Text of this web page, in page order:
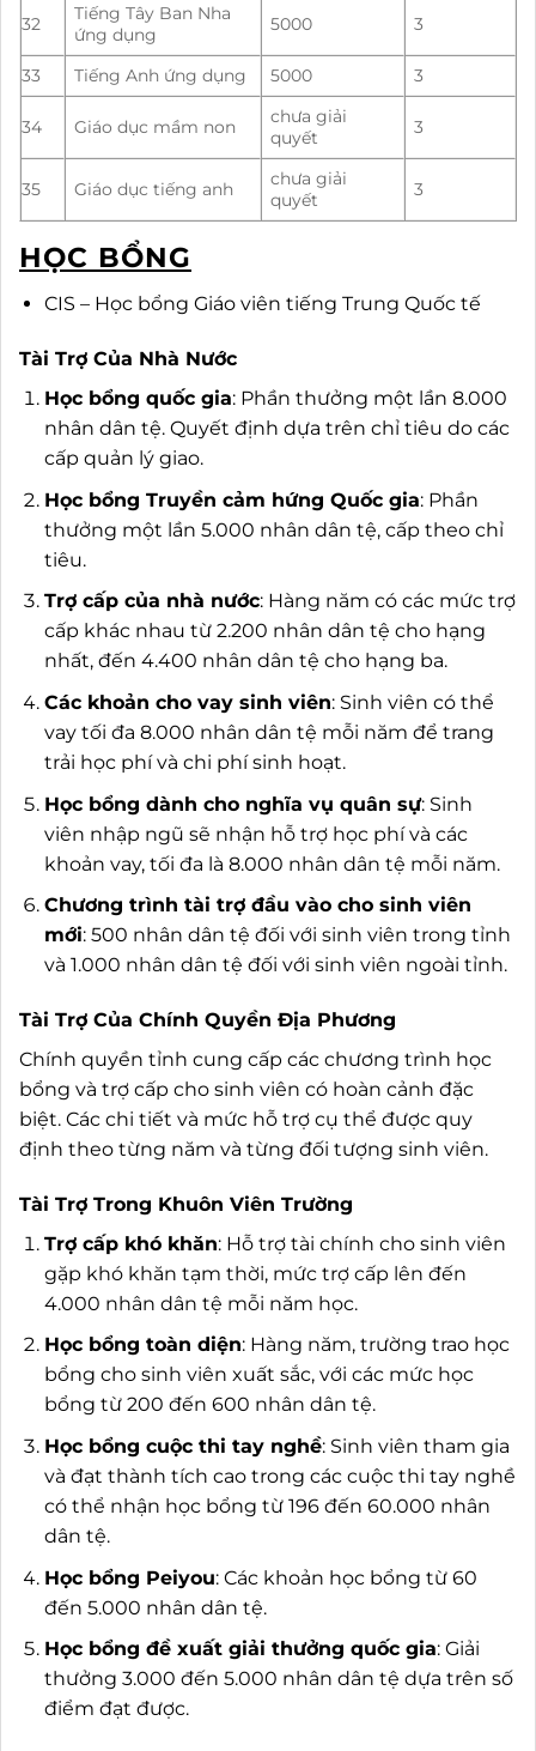
32
Tiếng Tây Ban Nha
ứng dụng
5000 3
33 Tiếng Anh ứng dụng 5000 3
34 Giáo dục mầm non
chưa giải
quyết
3
35 Giáo dục tiếng anh
chưa giải
quyết
3
HỌC BỔNG
CIS – Học bổng Giáo viên tiếng Trung Quốc tế
Tài Trợ Của Nhà Nước
Học bổng quốc gia: Phần thưởng một lần 8.000
nhân dân tệ. Quyết định dựa trên chỉ tiêu do các
cấp quản lý giao.
Học bổng Truyền cảm hứng Quốc gia: Phần
thưởng một lần 5.000 nhân dân tệ, cấp theo chỉ
tiêu.
Trợ cấp của nhà nước: Hàng năm có các mức trợ
cấp khác nhau từ 2.200 nhân dân tệ cho hạng
nhất, đến 4.400 nhân dân tệ cho hạng ba.
Các khoản cho vay sinh viên: Sinh viên có thể
vay tối đa 8.000 nhân dân tệ mỗi năm để trang
trải học phí và chi phí sinh hoạt.
Học bổng dành cho nghĩa vụ quân sự: Sinh
viên nhập ngũ sẽ nhận hỗ trợ học phí và các
khoản vay, tối đa là 8.000 nhân dân tệ mỗi năm.
Chương trình tài trợ đầu vào cho sinh viên
mới: 500 nhân dân tệ đối với sinh viên trong tỉnh
và 1.000 nhân dân tệ đối với sinh viên ngoài tỉnh.
Tài Trợ Của Chính Quyền Địa Phương
Chính quyền tỉnh cung cấp các chương trình học
bổng và trợ cấp cho sinh viên có hoàn cảnh đặc
biệt. Các chi tiết và mức hỗ trợ cụ thể được quy
định theo từng năm và từng đối tượng sinh viên.
Tài Trợ Trong Khuôn Viên Trường
Trợ cấp khó khăn: Hỗ trợ tài chính cho sinh viên
gặp khó khăn tạm thời, mức trợ cấp lên đến
4.000 nhân dân tệ mỗi năm học.
Học bổng toàn diện: Hàng năm, trường trao học
bổng cho sinh viên xuất sắc, với các mức học
bổng từ 200 đến 600 nhân dân tệ.
Học bổng cuộc thi tay nghề: Sinh viên tham gia
và đạt thành tích cao trong các cuộc thi tay nghề
có thể nhận học bổng từ 196 đến 60.000 nhân
dân tệ.
Học bổng Peiyou: Các khoản học bổng từ 60
đến 5.000 nhân dân tệ.
Học bổng đề xuất giải thưởng quốc gia: Giải
thưởng 3.000 đến 5.000 nhân dân tệ dựa trên số
điểm đạt được.